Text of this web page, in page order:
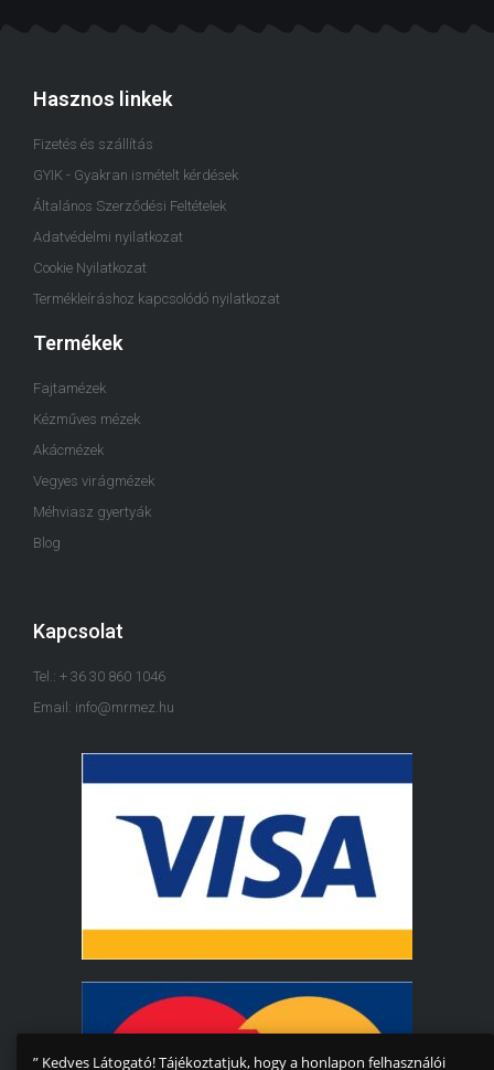
Hasznos linkek
Fizetés és szállítás
GYIK - Gyakran ismételt kérdések
Általános Szerződési Feltételek
Adatvédelmi nyilatkozat
Cookie Nyilatkozat
Termékleíráshoz kapcsolódó nyilatkozat
Termékek
Fajtamézek
Kézműves mézek
Akácmézek
Vegyes virágmézek
Méhviasz gyertyák
Blog
Kapcsolat
Tel.: + 36 30 860 1046
Email: info@mrmez.hu
” Kedves Látogató! Tájékoztatjuk, hogy a honlapon felhasználói